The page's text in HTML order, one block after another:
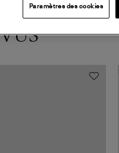
Paramètres des cookies